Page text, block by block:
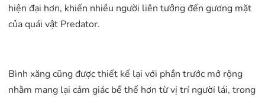
hiện đại hơn, khiến nhiều người liên tưởng đến gương mặt
của quái vật Predator.
Bình xăng cũng được thiết kế lại với phần trước mở rộng
nhằm mang lại cảm giác bề thế hơn từ vị trí người lái, trong